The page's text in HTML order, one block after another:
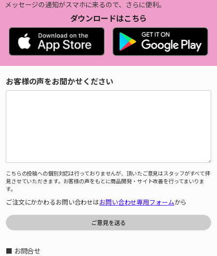
メッセージの通知がスマホに来るので、さらに便利。
ダウンロードはこちら
お客様の声をお聞かせください
こちらの投稿への個別対応は行っておりませんが、頂いたご意見はスタッフがすべて拝
見させていただきます。お客様の声をもとに商品開発・サイト改善を行ってまいりま
す。
ご注文にかかわるお問い合わせはお問い合わせ専用フォームから
■ お問合せ